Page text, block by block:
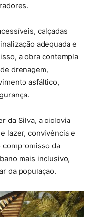
calçadas
adequada e
a obra contempla
drenagem,
asfáltico,
da Silva, a ciclovia
lazer, convivência e
compromisso da
mais inclusivo,
da população.